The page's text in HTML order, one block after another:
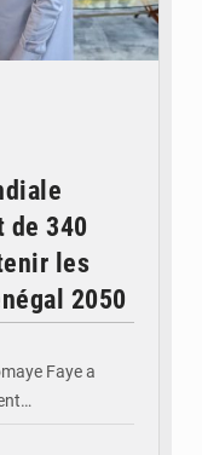
de 340
les
2050
Faye a